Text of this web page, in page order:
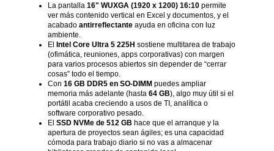
La pantalla 16" WUXGA (1920 x 1200) 16:10permite
ver más contenido vertical en Excel y documentos, y el
acabado antirreflectanteayuda en oficina con luz
ambiente.
El Intel Core Ultra 5 225H sostiene multitarea de trabajo
(ofimática, reuniones, apps corporativas) con margen
para varios procesos abiertos sin depender de “cerrar
cosas” todo el tiempo.
Con 16 GB DDR5 en SO-DIMMpuedes ampliar
memoria más adelante (hasta 64 GB), algo muy útil si el
portátil acaba creciendo a usos de TI, analítica o
software corporativo pesado.
El SSD NVMe de 512 GB hace que el arranque y la
apertura de proyectos sean ágiles; es una capacidad
cómoda para trabajo diario si no vas a almacenar